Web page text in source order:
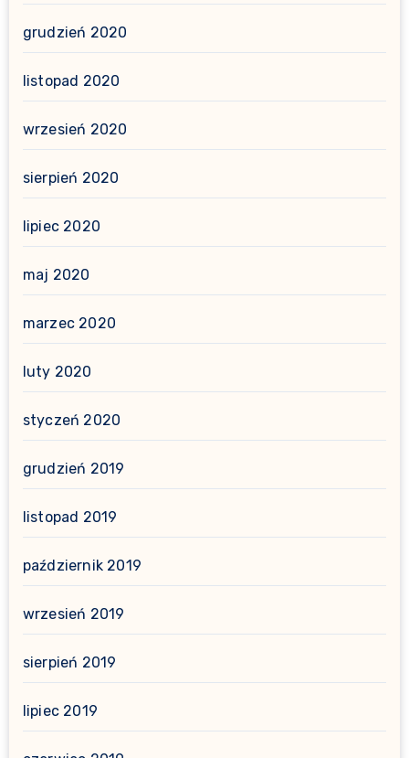
grudzień 2020
listopad 2020
wrzesień 2020
sierpień 2020
lipiec 2020
maj 2020
marzec 2020
luty 2020
styczeń 2020
grudzień 2019
listopad 2019
październik 2019
wrzesień 2019
sierpień 2019
lipiec 2019